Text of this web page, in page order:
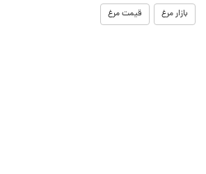
بازار مرغ قیمت مرغ